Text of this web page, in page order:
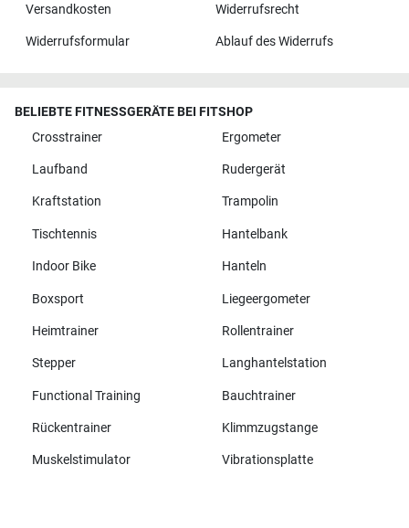
Versandkosten Widerrufsrecht
Widerrufsformular Ablauf des Widerrufs
BELIEBTE FITNESSGERÄTE BEI FITSHOP
Crosstrainer
Ergometer
Laufband Rudergerät
Kraftstation Trampolin
Tischtennis Hantelbank
Indoor Bike Hanteln
Boxsport Liegeergometer
Heimtrainer Rollentrainer
Stepper Langhantelstation
Functional Training Bauchtrainer
Rückentrainer Klimmzugstange
Muskelstimulator Vibrationsplatte